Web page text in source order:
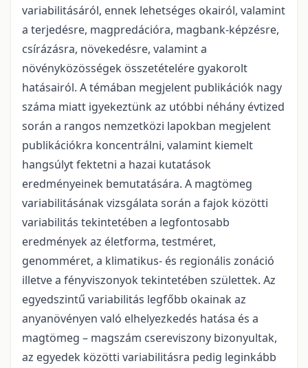
variabilitásáról, ennek lehetséges okairól, valamint
a terjedésre, magpredációra, magbank-képzésre,
csírázásra, növekedésre, valamint a
növényközösségek összetételére gyakorolt
hatásairól. A témában megjelent publikációk nagy
száma miatt igyekeztünk az utóbbi néhány évtized
során a rangos nemzetközi lapokban megjelent
publikációkra koncentrálni, valamint kiemelt
hangsúlyt fektetni a hazai kutatások
eredményeinek bemutatására. A magtömeg
variabilitásának vizsgálata során a fajok közötti
variabilitás tekintetében a legfontosabb
eredmények az életforma, testméret,
genomméret, a klimatikus- és regionális zonáció
illetve a fényviszonyok tekintetében születtek. Az
egyedszintű variabilitás legfőbb okainak az
anyanövényen való elhelyezkedés hatása és a
magtömeg – magszám csereviszony bizonyultak,
az egyedek közötti variabilitásra pedig leginkább